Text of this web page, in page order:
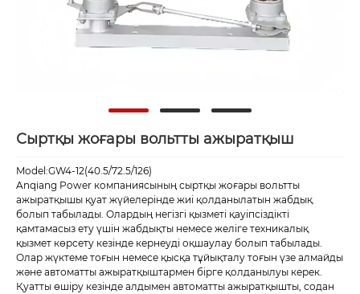
Сыртқы жоғары вольтты ажыратқыш
Model:GW4-12(40.5/72.5/126)
Anqiang Power компаниясының сыртқы жоғары вольтты
ажыратқышы қуат жүйелерінде жиі қолданылатын жабдық
болып табылады. Олардың негізгі қызметі қауіпсіздікті
қамтамасыз ету үшін жабдықты немесе желіге техникалық
қызмет көрсету кезінде кернеуді оқшаулау болып табылады.
Олар жүктеме тоғын немесе қысқа тұйықталу тоғын үзе алмайды
және автоматты ажыратқыштармен бірге қолданылуы керек.
Қуатты өшіру кезінде алдымен автоматты ажыратқышты, содан